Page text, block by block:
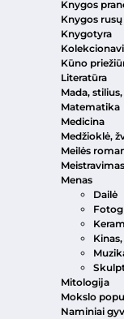
Knygos
Knygos
Knygotyra
Kūno
Literatūra
Mada,
Matematika
Medicina
Medžioklė,
Meilės
Meistravimas
Menas
Dailė
Mitologija
Mokslo
Naminiai